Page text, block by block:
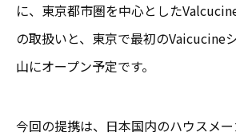
に、東京都市圏を中心とした
の取扱いと、東京で最初のVaicucine
山にオープン予定です。
今回の提携は、日本国内のハウスメ